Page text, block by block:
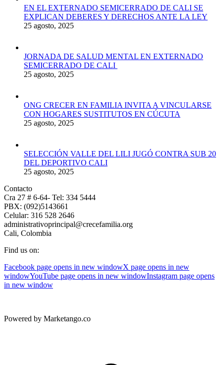
EN EL EXTERNADO SEMICERRADO DE CALI SE
EXPLICAN DEBERES Y DERECHOS ANTE LA LEY
25 agosto, 2025
JORNADA DE SALUD MENTAL EN EXTERNADO
SEMICERRADO DE CALI
25 agosto, 2025
ONG CRECER EN FAMILIA INVITA A VINCULARSE
CON HOGARES SUSTITUTOS EN CÚCUTA
25 agosto, 2025
SELECCIÓN VALLE DEL LILI JUGÓ CONTRA SUB 20
DEL DEPORTIVO CALI
25 agosto, 2025
Contacto
Cra 27 # 6-64- Tel: 334 5444
PBX: (092)5143661
Celular: 316 528 2646
administrativoprincipal@crecefamilia.org
Cali, Colombia
Find us on:
Facebook page opens in new windowX page opens in new
windowYouTube page opens in new windowInstagram page opens
in new window
Powered by Marketango.co